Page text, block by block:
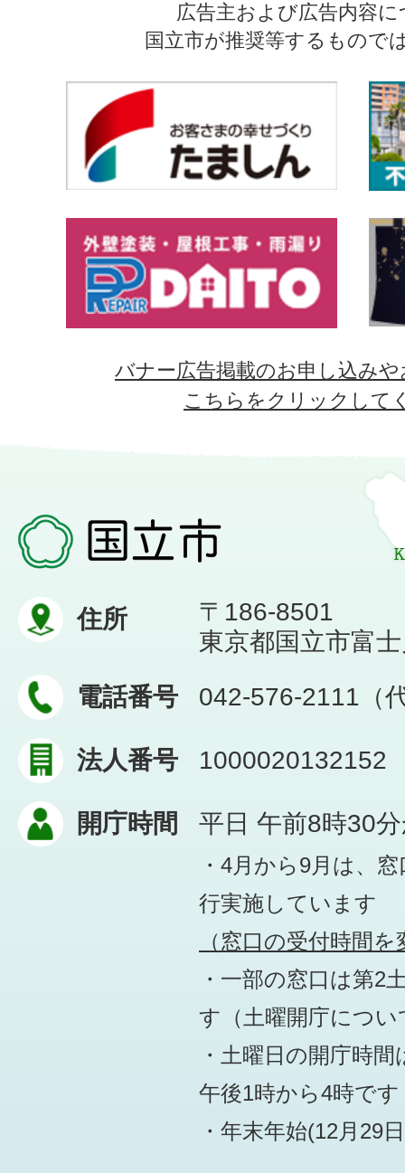
広告主および広告内容
国立市が推奨等するもので
バナー広告掲載のお申し込み
こちらをクリックして
住所
〒186-8501
東京都国立市富
電話番号
042-576-2111（
法人番号 1000020132152
開庁時間 平日 午前8時30
・4月から9月は、
行実施しています
（窓口の受付時間
・一部の窓口は第2
す （土曜開庁につ
・土曜日の開庁時
午後1時から4時です
・年末年始(12月29